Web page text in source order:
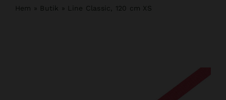
Hem » Butik » Line Classic, 120 cm XS